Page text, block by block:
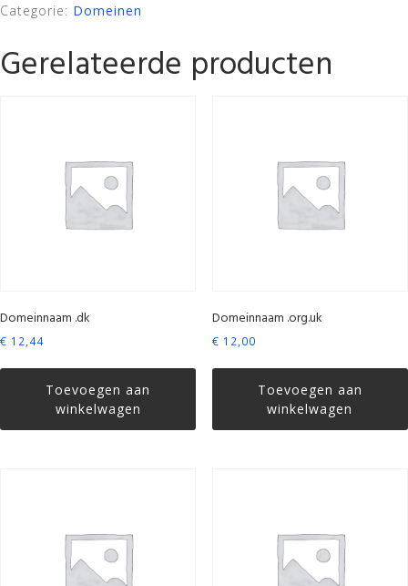
Categorie: Domeinen
Gerelateerde producten
Domeinnaam .dk
€ 12,44
Toevoegen aan
winkelwagen
Domeinnaam .org.uk
€ 12,00
Toevoegen aan
winkelwagen